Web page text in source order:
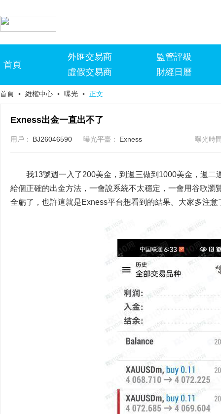
首頁
外匯交易商
虛假交易商
監管評級
財經日曆
首頁 > 維權中心 > 曝光 > 正文
Exness出金一直出不了
用戶： BJ26046590 曝光平臺： Exness 曝光時
我13號週一入了200美金，到週三做到1000美金，週
給個正確的出金方法，一會說系統不太穩定，一會用谷歌
全虧了，也許這就是Exness平台想看到的結果。大家多注意